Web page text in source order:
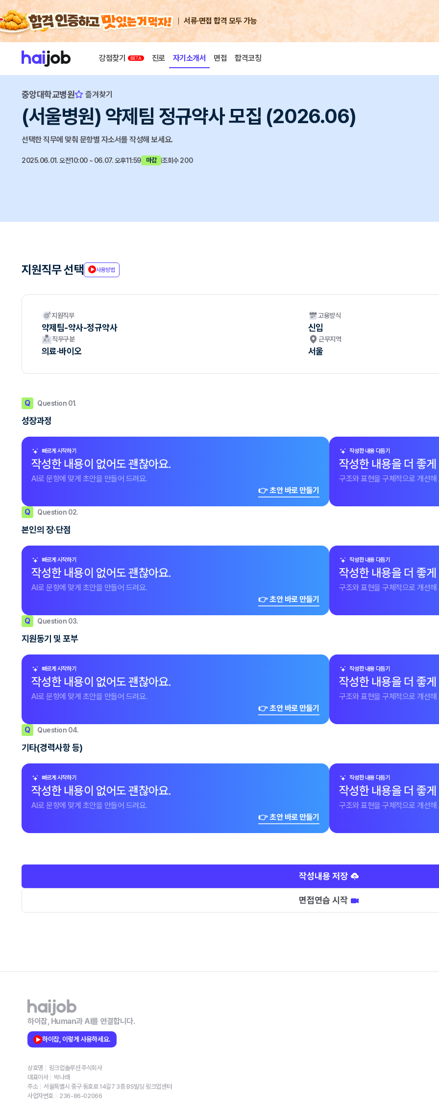
서류·면접 합격 모두 가능
강점찾기 진로 자기소개서 면접 합격코칭
중앙대학교병원 즐겨찾기
(서울병원) 약제팀 정규약사 모집 (2026.06)
선택한 직무에 맞춰 문항별 자소서를 작성해 보세요.
2025.06.01. 오전10:00 ~ 06.07. 오후11:59 마감 조회수 200
지원직무 선택 사용방법
지원직무
약제팀-약사-정규약사
고용방식
신입
직무구분
의료·바이오
근무지역
서울
Q Question 01.
성장과정
빠르게 시작하기
작성한 내용이 없어도 괜찮아요.
AI로 문항에 맞게 초안을 만들어 드려요.
👉 초안 바로 만들기
작성한 내용 다듬기
작성한 내용을 더 좋
구조와 표현을 구체적으로 개선해
Q Question 02.
본인의 장·단점
빠르게 시작하기
작성한 내용이 없어도 괜찮아요.
AI로 문항에 맞게 초안을 만들어 드려요.
👉 초안 바로 만들기
작성한 내용 다듬기
작성한 내용을 더 좋
구조와 표현을 구체적으로 개선해
Q Question 03.
지원동기 및 포부
빠르게 시작하기
작성한 내용이 없어도 괜찮아요.
AI로 문항에 맞게 초안을 만들어 드려요.
👉 초안 바로 만들기
작성한 내용 다듬기
작성한 내용을 더 좋
구조와 표현을 구체적으로 개선해
Q Question 04.
기타(경력사항 등)
빠르게 시작하기
작성한 내용이 없어도 괜찮아요.
AI로 문항에 맞게 초안을 만들어 드려요.
👉 초안 바로 만들기
작성한 내용 다듬기
작성한 내용을 더 좋
구조와 표현을 구체적으로 개선해
작성내용 저장
면접연습 시작
하이잡, Human과 AI를 연결합니다.
하이잡, 이렇게 사용하세요.
상호명
링크업솔루션 주식회사
대표이사
박나래
주소
서울특별시 중구 동호로 14길7 3층 BS빌딩 링크업센터
사업자번호
236-86-02066